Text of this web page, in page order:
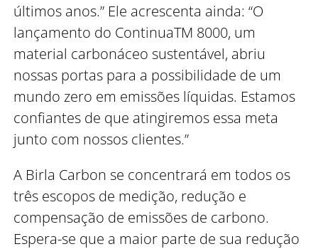
últimos anos.” Ele acrescenta ainda: “O
lançamento do ContinuaTM 8000, um
material carbonáceo sustentável, abriu
nossas portas para a possibilidade de um
mundo zero em emissões líquidas. Estamos
confiantes de que atingiremos essa meta
junto com nossos clientes.”
A Birla Carbon se concentrará em todos os
três escopos de medição, redução e
compensação de emissões de carbono.
Espera-se que a maior parte de sua redução